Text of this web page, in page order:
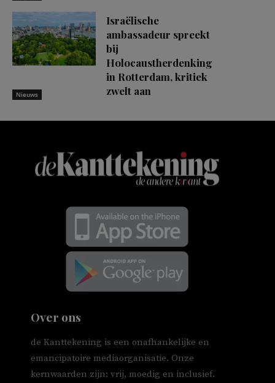
Nieuws
Israëlische
ambassadeur spreekt
bij
Holocaustherdenking
in Rotterdam, kritiek
zwelt aan
Over ons
de Kanttekening is een onafhankelijke en
emancipatoire mediaorganisatie. Onze
kernwaarden zijn: vrij, moedig en inclusief.